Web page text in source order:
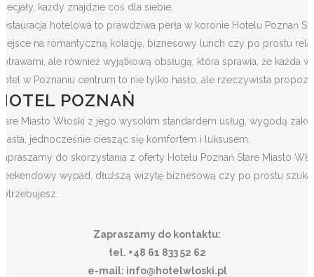
każdy znajdzie coś dla siebie.
hotelowa to prawdziwa perła w koronie Hotelu Poznań
na romantyczną kolację, biznesowy lunch czy po prostu
ale również wyjątkową obsługą, która sprawia, że każda
w Poznaniu centrum to nie tylko hasło, ale rzeczywista
POZNAŃ
Miasto Włoski z jego wysokim standardem usług, wygodą
jednocześnie ciesząc się komfortem i luksusem.
do skorzystania z oferty Hotelu Poznań Stare Miasto
wypad, dłuższą wizytę biznesową czy po prostu
Zapraszamy do kontaktu:
tel. +48 61 833 52 62
e-mail: info@hotelwloski.pl